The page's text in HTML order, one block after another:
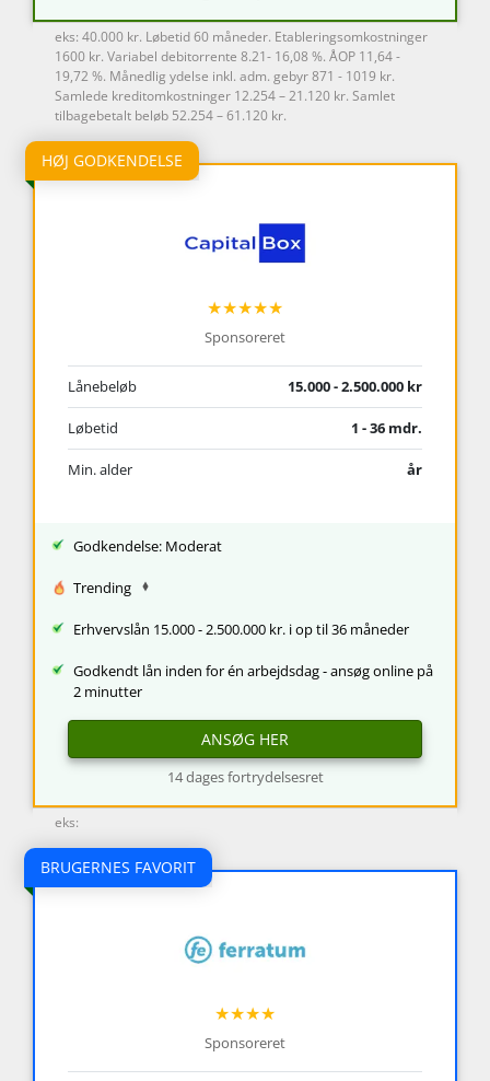
eks: 40.000 kr. Løbetid 60 måneder. Etableringsomkostninger
1600 kr. Variabel debitorrente 8.21- 16,08 %. ÅOP 11,64 -
19,72 %. Månedlig ydelse inkl. adm. gebyr 871 - 1019 kr.
Samlede kreditomkostninger 12.254 – 21.120 kr. Samlet
tilbagebetalt beløb 52.254 – 61.120 kr.
HØJ GODKENDELSE
★★★★★
Sponsoreret
Lånebeløb 15.000 - 2.500.000 kr
Løbetid 1 - 36 mdr.
Min. alder år
Godkendelse: Moderat
Trending
Erhvervslån 15.000 - 2.500.000 kr. i op til 36 måneder
Godkendt lån inden for én arbejdsdag - ansøg online på
2 minutter
ANSØG HER
14 dages fortrydelsesret
eks:
BRUGERNES FAVORIT
★★★★
Sponsoreret